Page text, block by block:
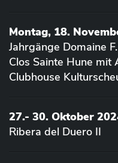
Montag, 18.
Jahrgänge Domaine
Clos Sainte Hune mit
Clubhouse
27.- 30. Oktober
Ribera del Duero II